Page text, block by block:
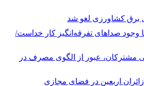
برق کشاورزی لغو شد
وجود صداهای تفرقه‌انگیز کار خداست/
مشترکان، عبور از الگوی مصرف در
اربعین در فضای مجازی